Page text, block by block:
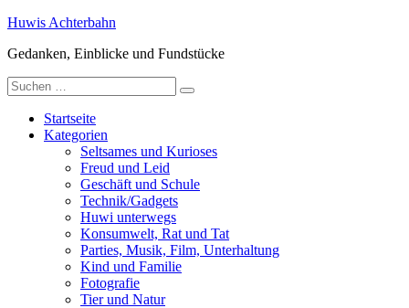
Zum
springen
Huwis Achterbahn
Gedanken, Einblicke und Fundstücke
Suche
nach:
Startseite
Kategorien
Seltsames und Kurioses
Freud und Leid
Geschäft und Schule
Technik/Gadgets
Huwi unterwegs
Konsumwelt, Rat und Tat
Parties, Musik, Film, Unterhaltung
Kind und Familie
Fotografie
Tier und Natur